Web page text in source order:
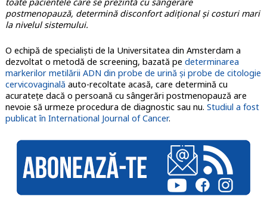
postmenopauză, determină disconfort adițional și costuri mari
la nivelul sistemului.
O echipă de specialiști de la Universitatea din Amsterdam a
dezvoltat o metodă de screening, bazată pe determinarea
markerilor metilării ADN din probe de urină și probe de citologie
cervicovaginală auto-recoltate acasă, care determină cu
acuratețe dacă o persoană cu sângerări postmenopauză are
nevoie să urmeze procedura de diagnostic sau nu. Studiul a fost
publicat în International Journal of Cancer.